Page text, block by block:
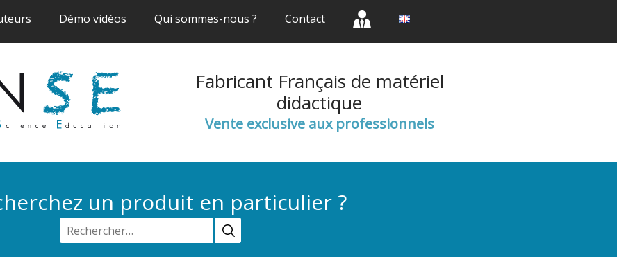
(current)Démo vidéos(current)Qui sommes-nous ?(current)Contact(current)(current)(current)
Fabricant Français de matériel
didactique
Vente exclusive aux professionnels
un produit en particulier ?